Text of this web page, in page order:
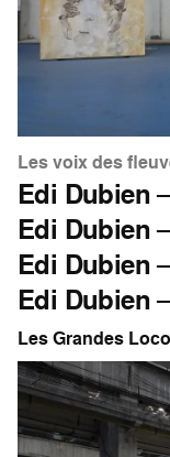
Les voix des
Edi Dubien
Edi Dubien
Edi Dubien
Edi Dubien
Les Grandes